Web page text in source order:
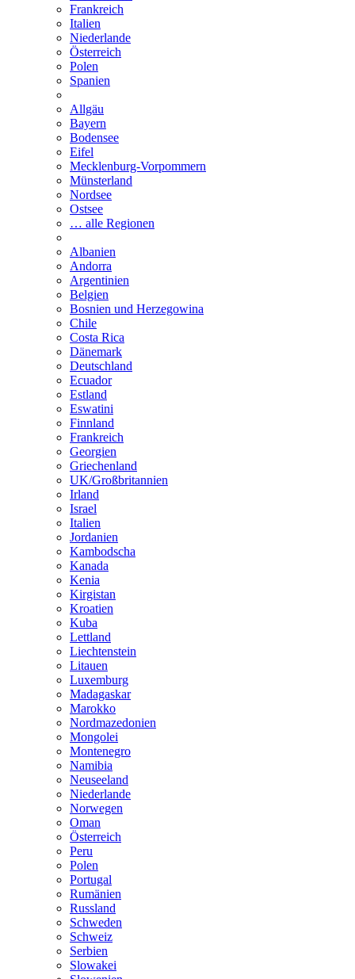
Frankreich
Italien
Niederlande
Österreich
Polen
Spanien
Allgäu
Bayern
Bodensee
Eifel
Mecklenburg-Vorpommern
Münsterland
Nordsee
Ostsee
… alle Regionen
Albanien
Andorra
Argentinien
Belgien
Bosnien und Herzegowina
Chile
Costa Rica
Dänemark
Deutschland
Ecuador
Estland
Eswatini
Finnland
Frankreich
Georgien
Griechenland
UK/Großbritannien
Irland
Israel
Italien
Jordanien
Kambodscha
Kanada
Kenia
Kirgistan
Kroatien
Kuba
Lettland
Liechtenstein
Litauen
Luxemburg
Madagaskar
Marokko
Nordmazedonien
Mongolei
Montenegro
Namibia
Neuseeland
Niederlande
Norwegen
Oman
Österreich
Peru
Polen
Portugal
Rumänien
Russland
Schweden
Schweiz
Serbien
Slowakei